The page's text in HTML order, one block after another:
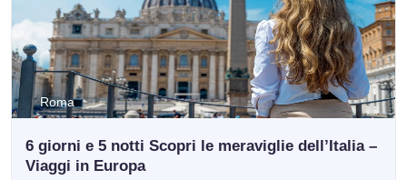
Roma
6 giorni e 5 notti Scopri le meraviglie dell’Italia –
Viaggi in Europa